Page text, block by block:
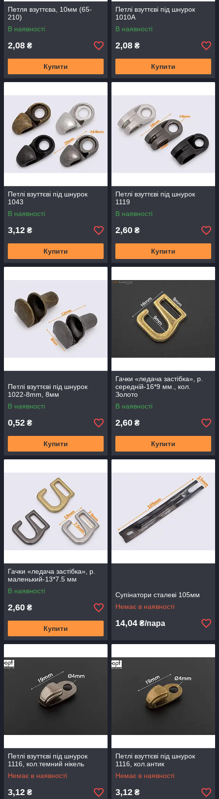
Петля взуттєва, 10мм (65-
210)
В наявності
2,08 ₴
Купити
Петлі взуттєві під шнурок
1010А
В наявності
2,08 ₴
Купити
Петлі взуттєві під шнурок
1043
В наявності
3,12 ₴
Купити
Петлі взуттєві під шнурок
1119
В наявності
2,60 ₴
Купити
Петлі взуттєві під шнурок
1022-8mm, 8мм
В наявності
0,52 ₴
Купити
Гачки «ледача застібка», р.
середній-16*9 мм., кол.
Золото
В наявності
2,60 ₴
Купити
Гачки «ледача застібка», р.
маленький-13*7.5 мм
В наявності
2,60 ₴
Купити
Супінатори сталеві 105мм
Немає в наявності
14,04 ₴/пара
Петлі взуттєві під шнурок
1116, кол.темний нікель
Немає в наявності
3,12 ₴
Петлі взуттєві під шнурок
1116, кол.антик
Немає в наявності
3,12 ₴